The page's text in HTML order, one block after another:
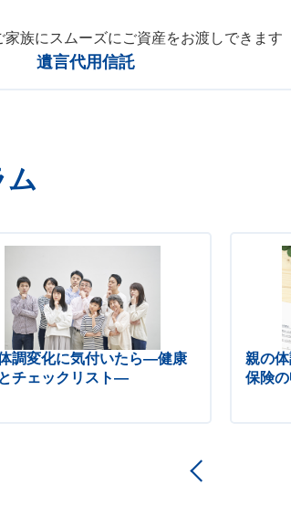
家族にスムーズにご資産をお渡しできます
遺言代用信託
ム
調変化に気付いたら―健康
チェックリスト―
親の
保険